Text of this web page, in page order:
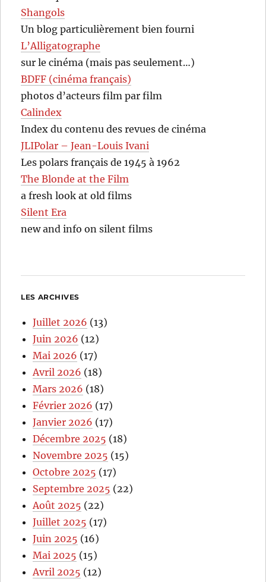
Shangols
Un blog particulièrement bien fourni
L’Alligatographe
sur le cinéma (mais pas seulement…)
BDFF (cinéma français)
photos d’acteurs film par film
Calindex
Index du contenu des revues de cinéma
JLIPolar – Jean-Louis Ivani
Les polars français de 1945 à 1962
The Blonde at the Film
a fresh look at old films
Silent Era
new and info on silent films
LES ARCHIVES
Juillet 2026 (13)
Juin 2026 (12)
Mai 2026 (17)
Avril 2026 (18)
Mars 2026 (18)
Février 2026 (17)
Janvier 2026 (17)
Décembre 2025 (18)
Novembre 2025 (15)
Octobre 2025 (17)
Septembre 2025 (22)
Août 2025 (22)
Juillet 2025 (17)
Juin 2025 (16)
Mai 2025 (15)
Avril 2025 (12)